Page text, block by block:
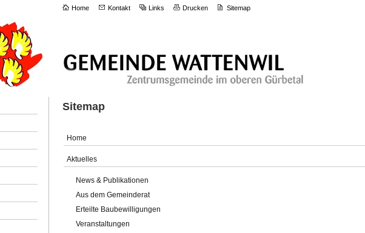
Home Kontakt Links Drucken Sitemap
Sitemap
Home
Aktuelles
News & Publikationen
Aus dem Gemeinderat
Erteilte Baubewilligungen
Veranstaltungen